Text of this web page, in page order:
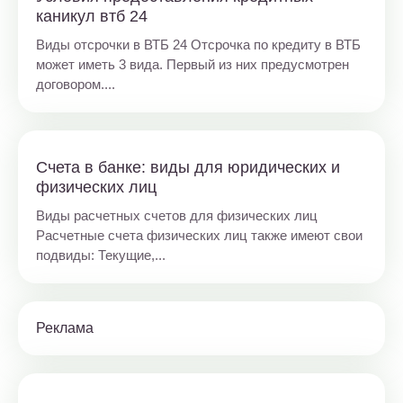
каникул втб 24
Виды отсрочки в ВТБ 24 Отсрочка по кредиту в ВТБ
может иметь 3 вида. Первый из них предусмотрен
договором....
Счета в банке: виды для юридических и
физических лиц
Виды расчетных счетов для физических лиц
Расчетные счета физических лиц также имеют свои
подвиды: Текущие,...
Реклама